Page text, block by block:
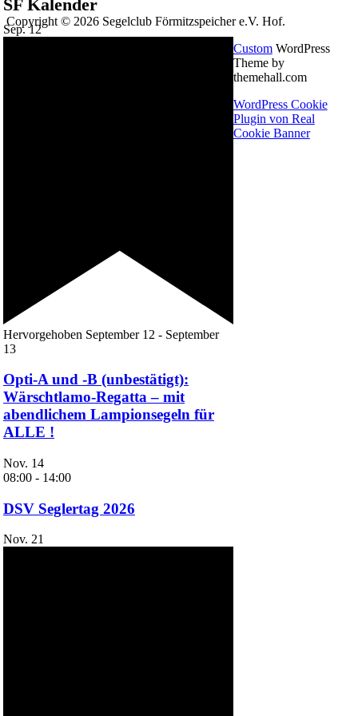
SF Kalender
Sep.12
Hervorgehoben September 12 - September
13
Opti-A und -B (unbestätigt):
Wärschtlamo-Regatta – mit
abendlichem Lampionsegeln für
ALLE !
Nov. 14
08:00 - 14:00
DSV Seglertag 2026
Nov. 21
Copyright © 2026 Segelclub Förmitzspeicher e.V. Hof.
CustomWordPress
Theme by
themehall.com
WordPress Cookie
Plugin von Real
Cookie Banner